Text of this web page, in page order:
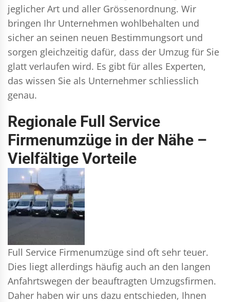
jeglicher Art und aller Grössenordnung. Wir
bringen Ihr Unternehmen wohlbehalten und
sicher an seinen neuen Bestimmungsort und
sorgen gleichzeitig dafür, dass der Umzug für Sie
glatt verlaufen wird. Es gibt für alles Experten,
das wissen Sie als Unternehmer schliesslich
genau.
Regionale Full Service
Firmenumzüge in der Nähe –
Vielfältige Vorteile
Full Service Firmenumzüge sind oft sehr teuer.
Dies liegt allerdings häufig auch an den langen
Anfahrtswegen der beauftragten Umzugsfirmen.
Daher haben wir uns dazu entschieden, Ihnen